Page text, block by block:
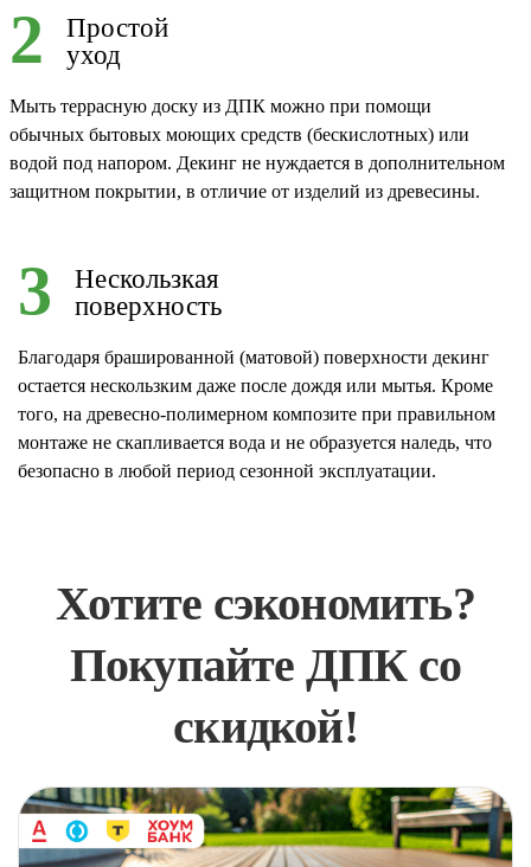
2
Простой
уход
Мыть террасную доску из ДПК можно при помощи
обычных бытовых моющих средств (бескислотных) или
водой под напором. Декинг не нуждается в дополнительном
защитном покрытии, в отличие от изделий из древесины.
3
Нескользкая
поверхность
Благодаря брашированной (матовой) поверхности декинг
остается нескользким даже после дождя или мытья. Кроме
того, на древесно-полимерном композите при правильном
монтаже не скапливается вода и не образуется наледь, что
безопасно в любой период сезонной эксплуатации.
Хотите сэкономить?
Покупайте ДПК со
скидкой!